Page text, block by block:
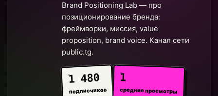
Brand Positioning Lab — про
позиционирование бренда:
фреймворки, миссия, value
proposition, brand voice. Канал сети
public.tg.
1 480
подписчиков
1
средние просмотры